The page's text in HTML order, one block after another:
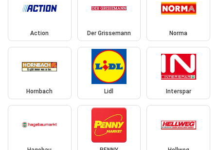
Action Der Grissemann Norma
Hornbach Lidl Interspar